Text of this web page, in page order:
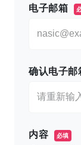
电子邮箱
确认电子邮
内容 必填